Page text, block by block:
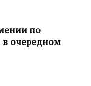
по
в очередном